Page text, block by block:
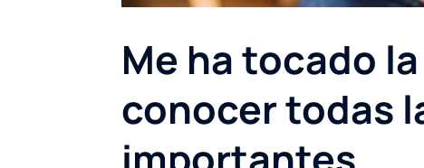
Me ha tocado
conocer todas